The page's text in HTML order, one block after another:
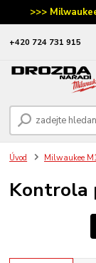
>>>
‭+420 724 731 915
Úvod Milwaukee
Kontrola